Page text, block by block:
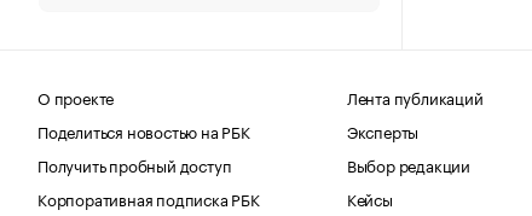
О проекте
Поделиться новостью на РБК
Получить пробный доступ
Корпоративная подписка РБК
Лента публикаций
Эксперты
Выбор редакции
Кейсы